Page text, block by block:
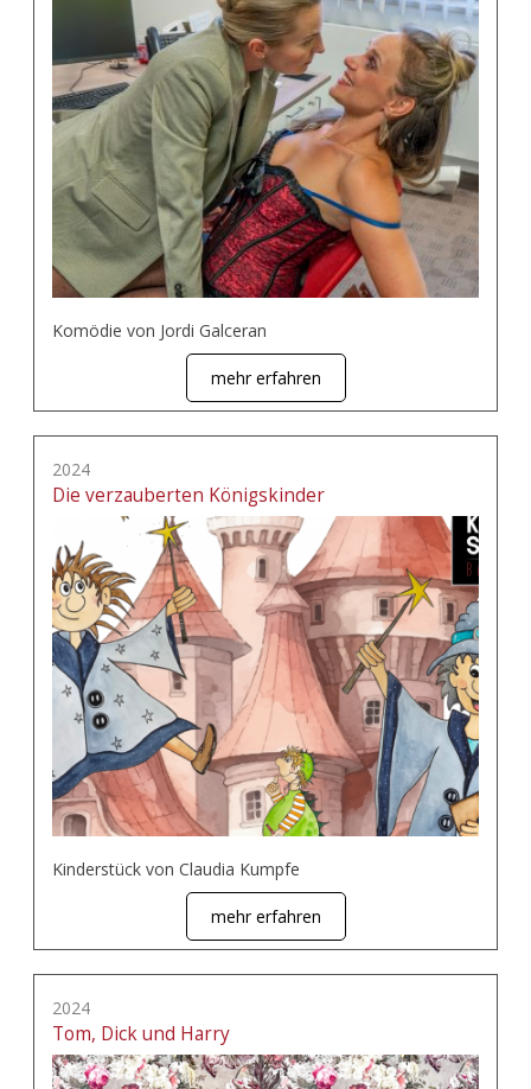
Komödie von Jordi Galceran
mehr erfahren
2024
Die verzauberten Königskinder
Kinderstück von Claudia Kumpfe
mehr erfahren
2024
Tom, Dick und Harry